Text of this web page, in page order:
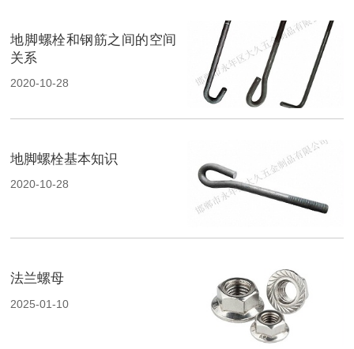
地脚螺栓和钢筋之间的空间
关系
2020-10-28
地脚螺栓基本知识
2020-10-28
法兰螺母
2025-01-10